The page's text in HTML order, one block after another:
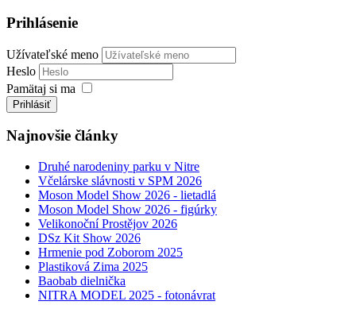
Prihlásenie
Užívateľské meno
Heslo
Pamätaj si ma
Prihlásiť
Najnovšie články
Druhé narodeniny parku v Nitre
Včelárske slávnosti v SPM 2026
Moson Model Show 2026 - lietadlá
Moson Model Show 2026 - figúrky
Velikonoční Prostějov 2026
DSz Kit Show 2026
Hrmenie pod Zoborom 2025
Plastiková Zima 2025
Baobab dielnička
NITRA MODEL 2025 - fotonávrat